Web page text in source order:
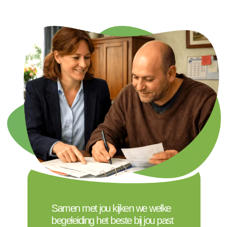
Samen met jou kijken we welke
begeleiding het beste bij jou past